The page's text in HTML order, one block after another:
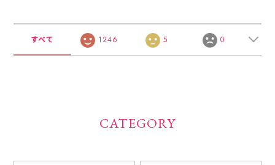
すべて 1246 5 0
CATEGORY